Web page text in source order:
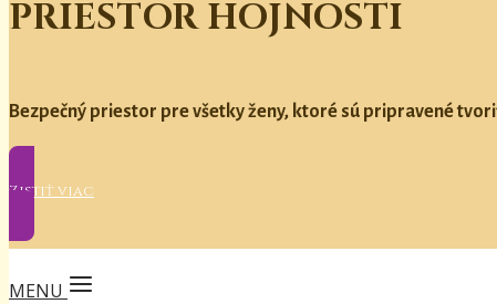
PRIESTOR HOJNOSTI
Bezpečný priestor pre všetky ženy, ktoré sú pripravené
Zistiť viac
MENU